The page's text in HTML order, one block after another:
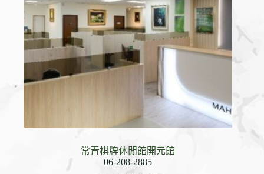
常青棋牌休閒館開元館